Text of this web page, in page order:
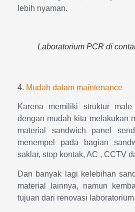
lebih nyaman.
Laboratorium PCR di
4. Mudah dalam maintenance
Karena memiliki struktur
dengan mudah kita melakukan
material sandwich panel
menempel pada bagian
saklar, stop kontak, AC , CCTV
Dan banyak lagi kelebihan
material lainnya, namun
tujuan dari renovasi laboratorium.